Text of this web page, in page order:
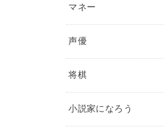
マネー
声優
将棋
小説家になろう